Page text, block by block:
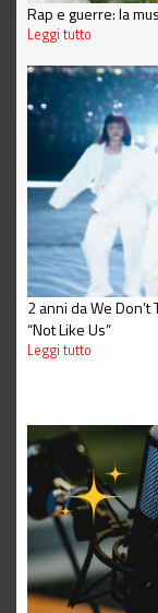
Rap e guerre: la
Leggi tutto
2 anni da We
“Not Like Us”
Leggi tutto